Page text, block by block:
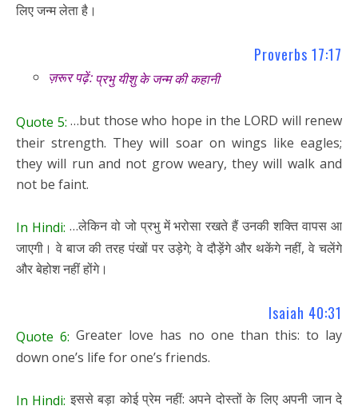
लिए जन्म लेता है।
Proverbs 17:17
ज़रूर पढ़ें: प्रभु यीशु के जन्म की कहानी
Quote 5: …but those who hope in the LORD will renew
their strength. They will soar on wings like eagles;
they will run and not grow weary, they will walk and
not be faint.
In Hindi: …लेकिन वो जो प्रभु में भरोसा रखते हैं उनकी शक्ति वापस आ
जाएगी। वे बाज की तरह पंखों पर उड़ेगे; वे दौड़ेंगे और थकेंगे नहीं, वे चलेंगे
और बेहोश नहीं होंगे।
Isaiah 40:31
Quote 6: Greater love has no one than this: to lay
down one’s life for one’s friends.
In Hindi: इससे बड़ा कोई प्रेम नहीं: अपने दोस्तों के लिए अपनी जान दे